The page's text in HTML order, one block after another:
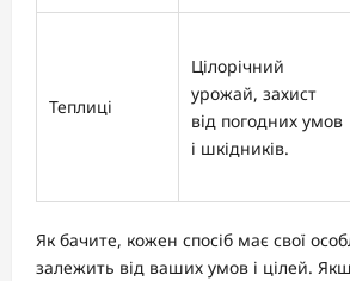
Теплиці
Цілорічний
урожай, захист
від погодних умов
і шкідників.
Як бачите, кожен спосіб має свої
залежить від ваших умов і цілей.